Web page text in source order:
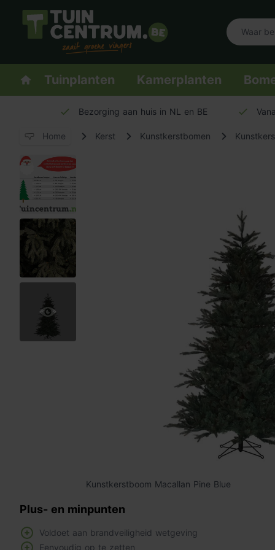
Logo Tuincentrum.be
Homepage
Tuinplanten Kamerplanten
Bezorging aan huis in NL en BE
Home Kerst Kunstkerstbomen
Kunstkerstboom Macallan Pine Blue
Plus- en minpunten
Voldoet aan brandveiligheid wetgeving
Eenvoudig op te zetten